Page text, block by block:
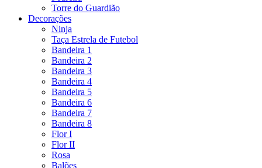
Torre do Guardião
Decorações
Ninja
Taça Estrela de Futebol
Bandeira 1
Bandeira 2
Bandeira 3
Bandeira 4
Bandeira 5
Bandeira 6
Bandeira 7
Bandeira 8
Flor I
Flor II
Rosa
Balões